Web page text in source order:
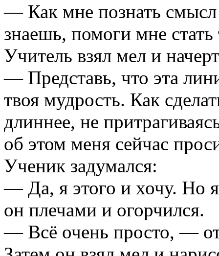
— Как мне познать
знаешь, помоги мне
Учитель взял мел и
— Представь, что эта
твоя мудрость. Как
длиннее, не
об этом меня сейчас
Ученик задумался:
— Да, я этого и хочу. Но
он плечами и огорчился.
— Всё очень просто, —